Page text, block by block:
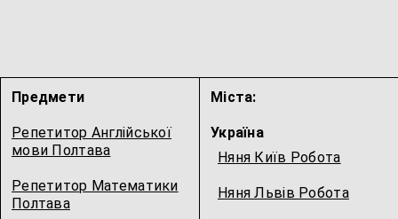
Предмети
Репетитор Англійської
мови Полтава
Репетитор Математики
Полтава
Міста:
Україна
Няня Київ Робота
Няня Львів Робота